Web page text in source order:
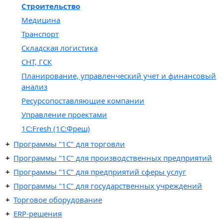
Строительство
Медицина
Транспорт
Складская логистика
СНТ, ГСК
Планирование, управленческий учет и финансовый
анализ
Ресурсопоставляющие компании
Управление проектами
1С:Fresh (1C:Фреш)
Программы "1C" для торговли
Программы "1C" для производственных предприятий
Программы "1C" для предприятий сферы услуг
Программы "1С" для государственных учреждений
Торговое оборудование
ERP-решения